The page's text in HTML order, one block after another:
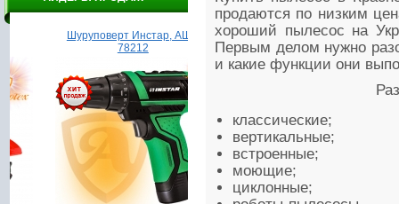
продаются по низким
хороший пылесос на
Первым делом нужно
и какие функции они
классические;
вертикальные;
встроенные;
моющие;
циклонные;
Шуруповерт Инстар, АШП
Дрель DELTA ДЭУ9 - 650/2